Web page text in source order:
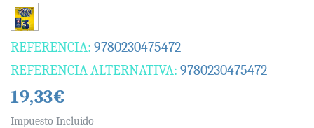
REFERENCIA: 9780230475472
REFERENCIA ALTERNATIVA: 9780230475472
19,33€
Impuesto Incluido